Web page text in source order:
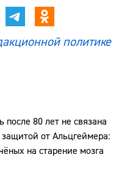
политике
после 80 лет не связана
защитой от Альцгеймера:
на старение мозга